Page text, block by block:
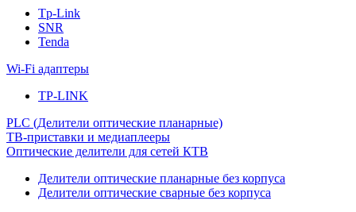
Tp-Link
SNR
Tenda
Wi-Fi адаптеры
TP-LINK
PLC (Делители оптические планарные)
ТВ-приставки и медиаплееры
Оптические делители для сетей КТВ
Делители оптические планарные без корпуса
Делители оптические сварные без корпуса